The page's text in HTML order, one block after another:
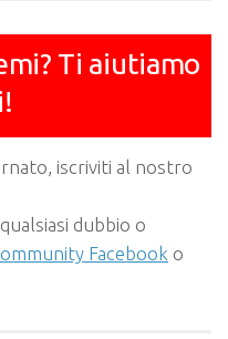
Ti aiutiamo
iscriviti al nostro
dubbio o
Facebook o